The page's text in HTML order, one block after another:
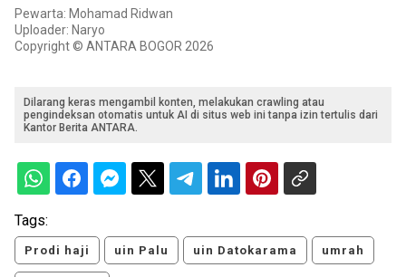
Pewarta: Mohamad Ridwan
Uploader: Naryo
Copyright © ANTARA BOGOR 2026
Dilarang keras mengambil konten, melakukan crawling atau
pengindeksan otomatis untuk AI di situs web ini tanpa izin tertulis dari
Kantor Berita ANTARA.
Tags:
Prodi haji uin Palu uin Datokarama umrah